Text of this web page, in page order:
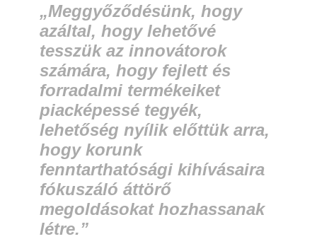
„Meggyőződésünk, hogy
azáltal, hogy lehetővé
tesszük az innovátorok
számára, hogy fejlett és
forradalmi termékeiket
piacképessé tegyék,
lehetőség nyílik előttük arra,
hogy korunk
fenntarthatósági kihívásaira
fókuszáló áttörő
megoldásokat hozhassanak
létre.”